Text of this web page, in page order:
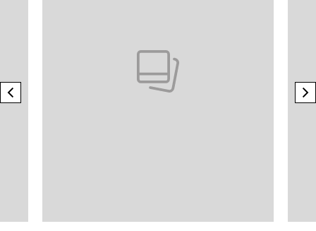
previous element